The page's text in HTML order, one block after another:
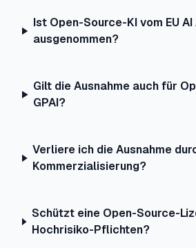
Ist Open-Source-KI vom EU
ausgenommen?
Gilt die Ausnahme auch für
GPAI?
Verliere ich die Ausnahme
Kommerzialisierung?
Schützt eine Open-Source-
Hochrisiko-Pflichten?